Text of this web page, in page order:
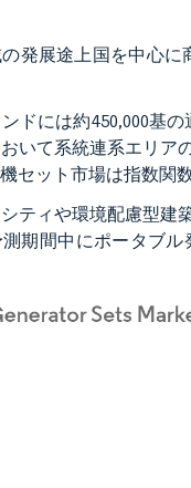
発展途上国を中心に
ドには約450,000基
いて系統連系エリア
セット市場は指数関
ティや環境配慮型建
期間中にポータブ